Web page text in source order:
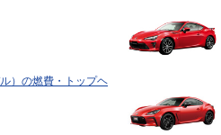
）の燃費・トップヘ